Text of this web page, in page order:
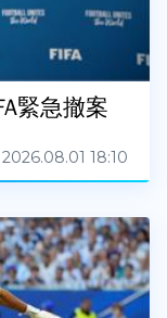
緊急撤案
2026.08.01 18:10